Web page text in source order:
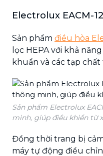
Electrolux EACM-
Sản phẩm điều hòa
lọc HEPA với khả
khuẩn và các tạp
Sản phẩm Electrolux
minh, giúp điều khiển từ
Đồng thời trang bị
máy tự động điều